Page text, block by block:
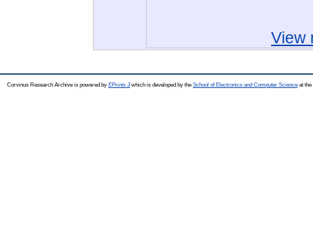
View
Corvinus Research Archive is powered by EPrints 3which is developed by the School of Electronics and Computer Science at